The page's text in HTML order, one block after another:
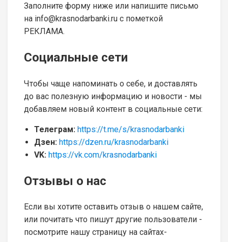
Заполните форму ниже или напишите письмо
на info@krasnodarbanki.ru с пометкой
РЕКЛАМА.
Социальные сети
Чтобы чаще напоминать о себе, и доставлять
до вас полезную информацию и новости - мы
добавляем новый контент в социальные сети:
Телеграм: https://t.me/s/krasnodarbanki
Дзен: https://dzen.ru/krasnodarbanki
VK: https://vk.com/krasnodarbanki
Отзывы о нас
Если вы хотите оставить отзыв о нашем сайте,
или почитать что пишут другие пользователи -
посмотрите нашу страницу на сайтах-